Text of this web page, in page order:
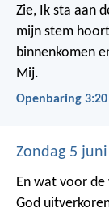
Zie, Ik sta aan
mijn stem
binnenkomen
Mij.
Openbaring 3:20
Zondag 5
En wat voor
God